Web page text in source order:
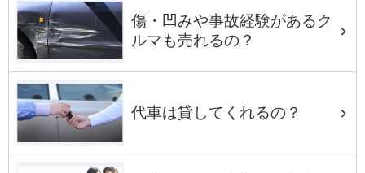
傷・凹みや事故経験があるク
ルマも売れるの？
代車は貸してくれるの？